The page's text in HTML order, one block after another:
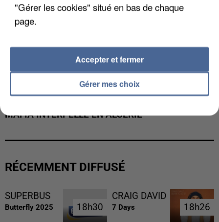
MAFIA INTERPELLÉ EN ALGÉRIE
RÉCEMMENT DIFFUSÉ
SUPERBUS
Butterfly 2025 18h30
18h30
CRAIG DAVID
7 Days 18h26
18h26
"Gérer les cookies" situé en bas de chaque
page.
Gérer mes choix
Accepter et fermer